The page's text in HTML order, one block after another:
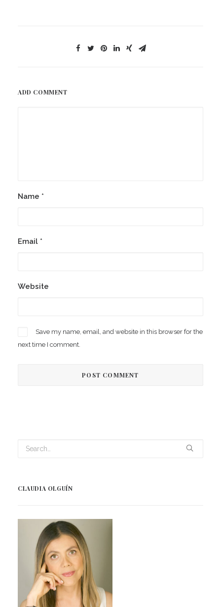
ADD COMMENT
Name *
Email *
Website
Save my name, email, and website in this browser for the
next time I comment.
CLAUDIA OLGUÍN